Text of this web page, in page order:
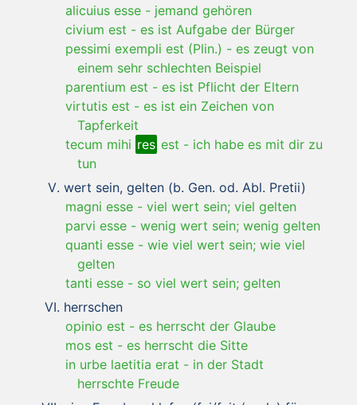
alicuius esse - jemand gehören
civium est - es ist Aufgabe der Bürger
pessimi exempli est (Plin.) - es zeugt von
einem sehr schlechten Beispiel
parentium est - es ist Pflicht der Eltern
virtutis est - es ist ein Zeichen von
Tapferkeit
tecum mihi res est - ich habe es mit dir zu
tun
wert sein, gelten (b. Gen. od. Abl. Pretii)
magni esse - viel wert sein; viel gelten
parvi esse - wenig wert sein; wenig gelten
quanti esse - wie viel wert sein; wie viel
gelten
tanti esse - so viel wert sein; gelten
herrschen
opinio est - es herrscht der Glaube
mos est - es herrscht die Sitte
in urbe laetitia erat - in der Stadt
herrschte Freude